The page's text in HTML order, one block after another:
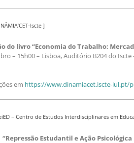
Iscte ]
do livro “Economia do Trabalho:
– 15h00 – Lisboa, Auditório B204 do
em https://www.dinamiacet.iscte-iul.pt/
– Centro de Estudos Interdisciplinares em
Estudantil e Ação